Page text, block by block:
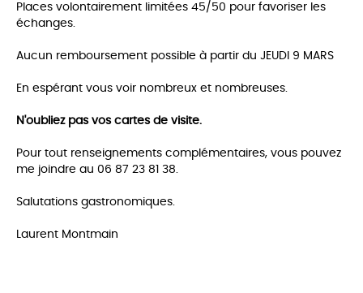
Places volontairement limitées 45/50 pour favoriser les
échanges.
Aucun remboursement possible à partir du JEUDI 9 MARS
En espérant vous voir nombreux et nombreuses.
N'oubliez pas vos cartes de visite.
Pour tout renseignements complémentaires, vous pouvez
me joindre au 06 87 23 81 38.
Salutations gastronomiques.
Laurent Montmain